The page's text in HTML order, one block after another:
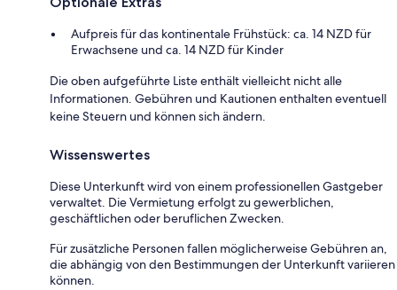
Aufpreis für das kontinentale Frühstück: ca. 14 NZD für
Erwachsene und ca. 14 NZD für Kinder
Die oben aufgeführte Liste enthält vielleicht nicht alle
Informationen. Gebühren und Kautionen enthalten eventuell
keine Steuern und können sich ändern.
Wissenswertes
Diese Unterkunft wird von einem professionellen Gastgeber
verwaltet. Die Vermietung erfolgt zu gewerblichen,
geschäftlichen oder beruflichen Zwecken.
Für zusätzliche Personen fallen möglicherweise Gebühren an,
die abhängig von den Bestimmungen der Unterkunft variieren
können.